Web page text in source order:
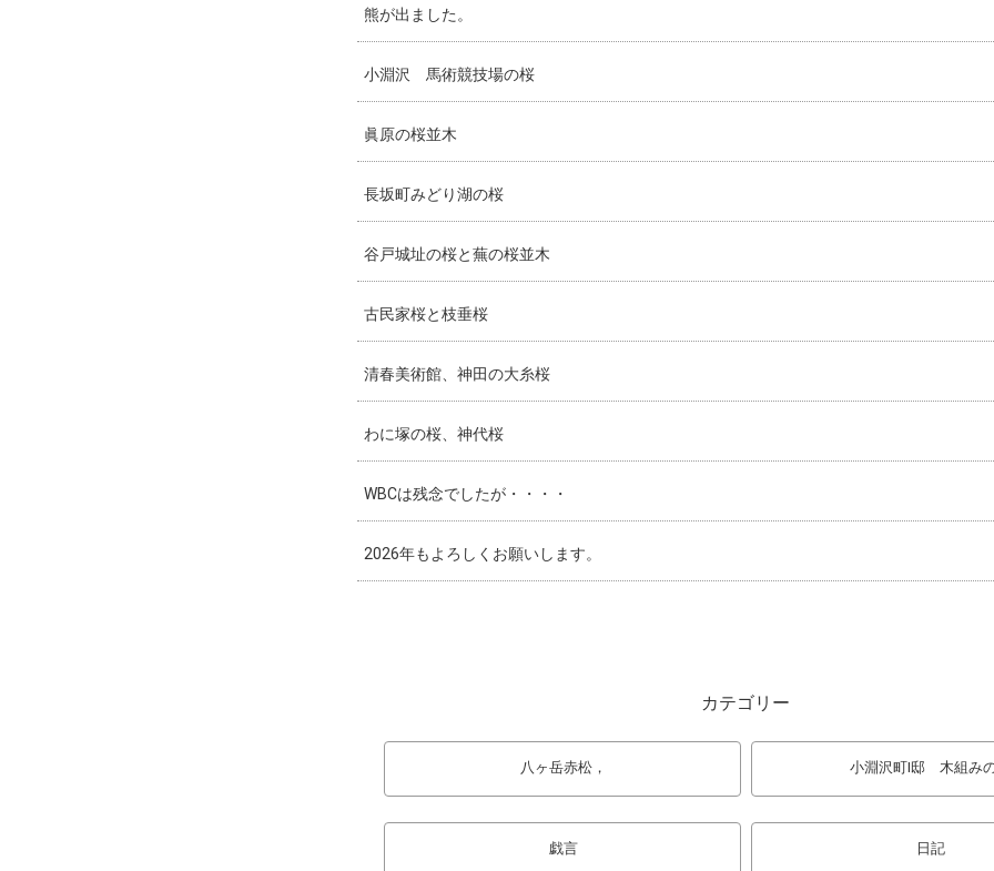
熊が出ました。
小淵沢 馬術競技場の桜
眞原の桜並木
長坂町みどり湖の桜
谷戸城址の桜と蕪の桜並木
古民家桜と枝垂桜
清春美術館、神田の大糸桜
わに塚の桜、神代桜
WBCは残念でしたが・・・・
2026年もよろしくお願いします。
カテゴリー
八ヶ岳赤松， 小淵沢町I邸 木組み
戯言 日記